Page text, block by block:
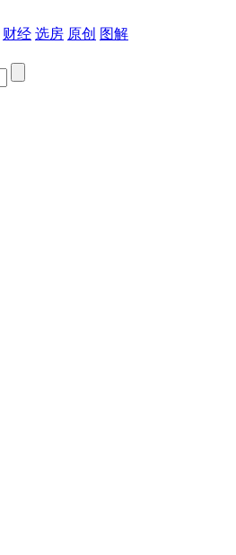
财经 选房 原创 图解